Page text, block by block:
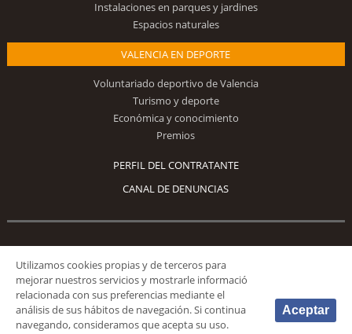
Instalaciones en parques y jardines
Espacios naturales
VALENCIA EN DEPORTE
Voluntariado deportivo de Valencia
Turismo y deporte
Económica y conocimiento
Premios
PERFIL DEL CONTRATANTE
CANAL DE DENUNCIAS
Síguenos
Utilizamos cookies propias y de terceros para
mejorar nuestros servicios y mostrarle informació
relacionada con sus preferencias mediante el
análisis de sus hábitos de navegación. Si continua
navegando, consideramos que acepta su uso.
Aceptar